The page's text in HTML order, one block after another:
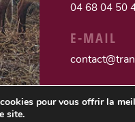
04 68 04 50
E-MAIL
pour vous offrir la
site.